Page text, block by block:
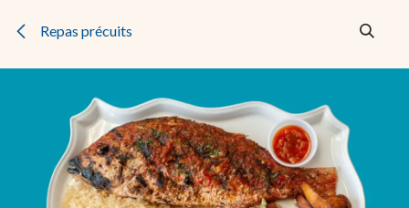
Repas précuits